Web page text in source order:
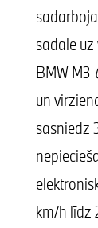
sadale
BMW M3
un
sasniedz
km/h līdz